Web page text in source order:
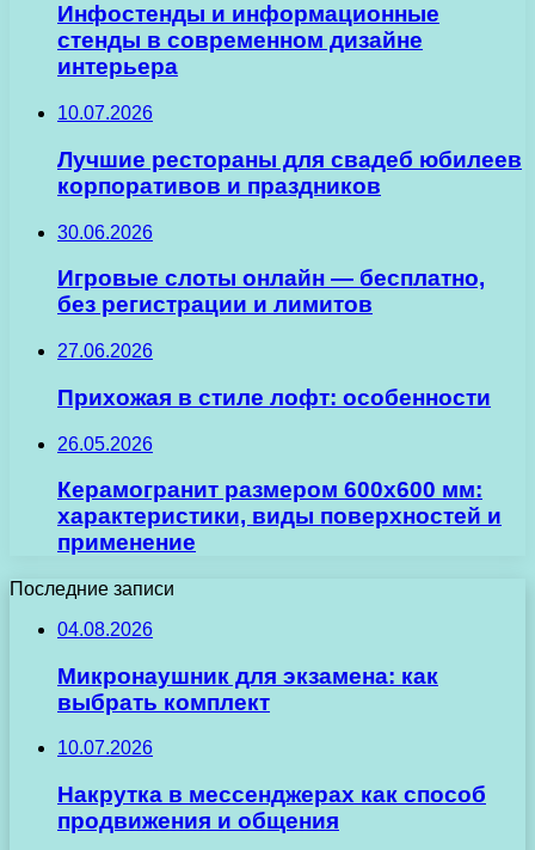
Инфостенды и информационные
стенды в современном дизайне
интерьера
10.07.2026
Лучшие рестораны для свадеб юбилеев
корпоративов и праздников
30.06.2026
Игровые слоты онлайн — бесплатно,
без регистрации и лимитов
27.06.2026
Прихожая в стиле лофт: особенности
26.05.2026
Керамогранит размером 600х600 мм:
характеристики, виды поверхностей и
применение
Последние записи
04.08.2026
Микронаушник для экзамена: как
выбрать комплект
10.07.2026
Накрутка в мессенджерах как способ
продвижения и общения